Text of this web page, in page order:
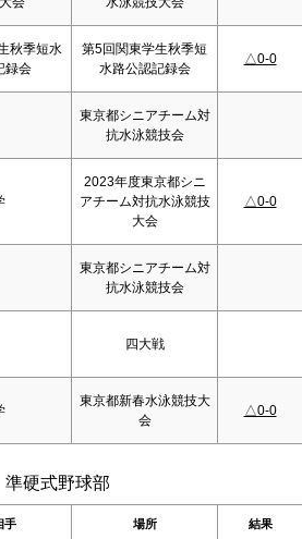
秋季短水
録会
第5回関東学生秋季短
水路公認記録会
△0-0
東京都シニアチーム対
抗水泳競技会
2023年度東京都シニ
アチーム対抗水泳競技
大会
△0-0
東京都シニアチーム対
抗水泳競技会
四大戦
東京都新春水泳競技大
会
△0-0
準硬式野球部
手 場所 結果